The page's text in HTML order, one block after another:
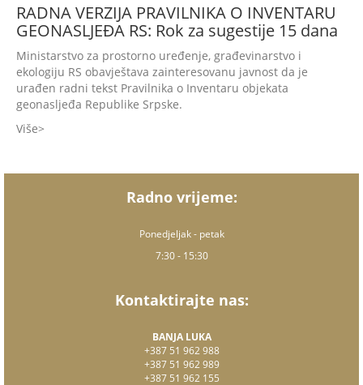
RADNA VERZIJA PRAVILNIKA O INVENTARU
GEONASLJEĐA RS: Rok za sugestije 15 dana
Ministarstvo za prostorno uređenje, građevinarstvo i
ekologiju RS obavještava zainteresovanu javnost da je
urađen radni tekst Pravilnika o Inventaru objekata
geonasljeđa Republike Srpske.
Više
Radno vrijeme:
Ponedjeljak - petak
7:30 - 15:30
Kontaktirajte nas:
BANJA LUKA
+387 51 962 988
+387 51 962 989
+387 51 962 155